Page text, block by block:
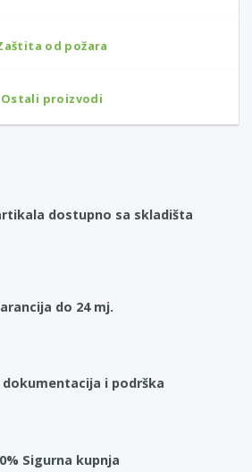
od požara
Ostali proizvodi
dostupno sa skladišta
do 24 mj.
dokumentacija i podrška
Sigurna kupnja